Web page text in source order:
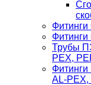
Фитинги
Фитинги
Трубы
PEX,
AL-PEX,